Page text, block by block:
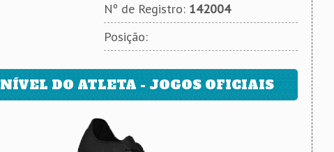
Nº de Registro: 142004
Posição:
NÍVEL DO ATLETA - JOGOS OFICIAIS